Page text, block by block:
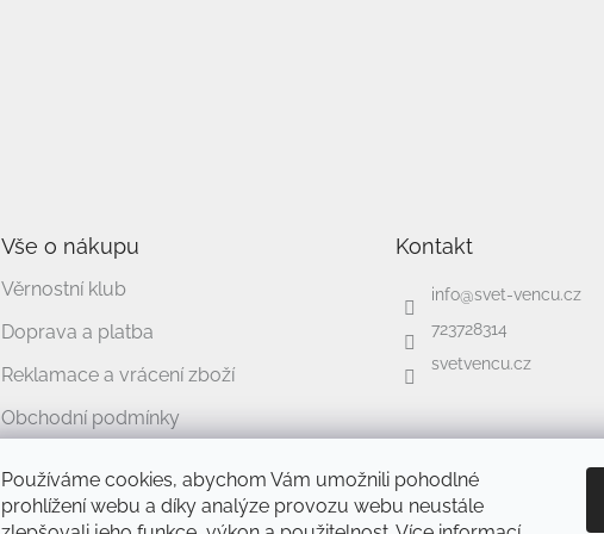
Používáme cookies, abychom Vám umožnili pohodlné
prohlížení webu a díky analýze provozu webu neustále
Vše o nákupu
Věrnostní klub
Doprava a platba
Reklamace a vrácení zboží
Obchodní podmínky
Kontakt
info@svet-vencu.cz
723728314
svetvencu.cz